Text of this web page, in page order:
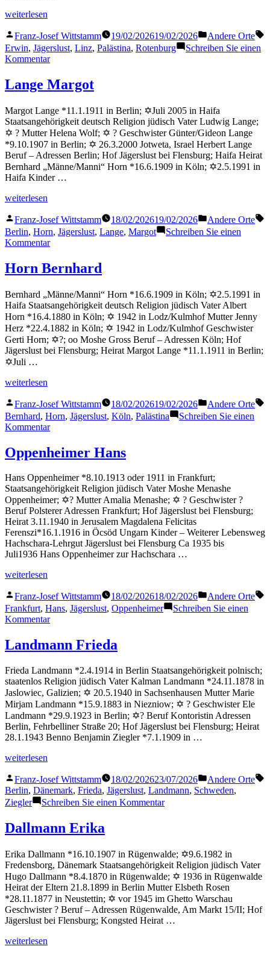
„Linz
weiterlesen
Veröffentlicht
von
Franz-Josef Wittstamm 19/02/202619/02/2026
Veröffentlicht
in
Andere Orte
Erwin, Jägerslust, Linz, Palästina, Rotenburg
Schreiben Sie einen
Kommentarzu
Erwin
Lange Margot
Margot Lange *11.1.1911 in Berlin; ✡Juli 2005 in Haifa
Staatsangehörigkeit deutsch Religion jüdisch Vater Ludwig Lange;
✡ ? Mutter Helena Wolf; ✡ ? Geschwister Günter/Gideon Lange
*9.10.1907 in Berlin; ✡ 26.3.2000 Jotweta, Israel Herbert Lange
Beruf – Adressen Berlin; Hof Jägerslust bei Flensburg; Haifa Heirat
Bernhard „Männe/Manni“ Horn *16.6.1909 in Köln; ✡2.5.1991 in
Haifa Kinder …
„Lange
weiterlesen
Veröffentlicht
von
Franz-Josef Wittstamm 18/02/202619/02/2026
Veröffentlicht
in
Andere Orte
Berlin, Horn, Jägerslust, Lange, Margot
Schreiben Sie einen
Kommentarzu
Margot
Horn Bernhard
Bernhard „Männe/Manni“ Horn *16.6.1909 in Köln; ✡2.5.1991 in
Haifa Staatsangehörigkeit deutsch Religion jüdisch Vater Albert
Horn *16.4.1880 in Köln; ✡ 1942 in Lodz/Kulmhof Mutter Jenny
Herz *22.4.1882 in Köln; ✡ 1942 in Lodz/Kulmhof Geschwister
Gerti Horn; ✡?; oo Moshe Gross Beruf – Adressen Köln; Hof
Jägerslust bei Flensburg; Heirat Margot Lange *11.1.1911 in Berlin;
✡Juli …
„Horn
weiterlesen
Veröffentlicht
von
Franz-Josef Wittstamm 18/02/202619/02/2026
Veröffentlicht
in
Andere Orte
Bernhard, Horn, Jägerslust, Köln, Palästina
Schreiben Sie einen
Kommentarzu
Bernhard
Oppenheimer Hans
Hans Oppenheimer *8.10.1913 oder 1911 in Frankfurt;
Staatsangehörigkeit Religion jüdisch Vater Moshe Menashe
Oppenheimer; ✡? Mutter Amalia Menashe; ✡ ? Geschwister ?
Beruf Polsterer Adressen Frankfurt; Hof Jägerslust bei Flensburg;
Heirat 3.11.1940 in Jerusalem Magdalena Felicitas
Ferenszi*16.1.1916 in Öcsöd Ungarn Kinder – Weiterer Lebensweg
Hachschara-Lehrgut Jägerslust bei Flensburg Ca 1935 bis
Juli1936 Hans Oppenheimer zur Hachschara …
„Oppenheimer
weiterlesen
Veröffentlicht
von
Franz-Josef Wittstamm 18/02/202618/02/2026
Veröffentlicht
in
Andere Orte
Frankfurt, Hans, Jägerslust, Oppenheimer
Schreiben Sie einen
Kommentarzu
Hans
Landmann Frieda
Frieda Landmann *2.4.1914 in Berlin Staatsangehörigkeit polnisch;
staatenlos Religion jüdisch Vater Kalman Landmann *24.11.1878 in
Jaslowiec, Galizien; ✡ 20.5.1940 in Sachsenhausen Mutter Marie
Mirjam Landmann *15.9.1883 in Niezniow; ✡ ? Geschwister Ele
Landmann *29.9.1923 in Berlin; ✡? Beruf Kontoristin Adressen
Berlin, Fehrbelliner Straße 20; Hof Jägerslust bei Flensburg; Heirat
28.1.1943 Benno Benjamin Ziegler *7.1.1909 in …
„Landmann
weiterlesen
Veröffentlicht
von
Franz-Josef Wittstamm 18/02/202623/07/2026
Veröffentlicht
in
Andere Orte
Berlin, Dänemark, Frieda, Jägerslust, Landmann, Schweden,
Ziegler
Schreiben Sie einen Kommentarzu
Dallmann Erika
Erika Dallmann *16.10.1907 in Rügenwalde; ✡9.6.1982 in
Fredensborg, Dänemark Staatsangehörigkeit Religion jüdisch Vater
Hugo Dallmann *8.4.1870 in Rügenwalde; ✡ 1936 in Rügenwalde
Heirat der Eltern 21.8.1899 in Berlin Mutter Elsbeth Rosen
*28.11.1877 in Neustettin; ✡ vor 1945 im Ghetto Warschau
Geschwister ? Beruf – Adressen Rügenwalde, Am Markt 15/II; Hof
Jägerslust bei Flensburg; Kongsted Heirat …
„Dallmann
weiterlesen